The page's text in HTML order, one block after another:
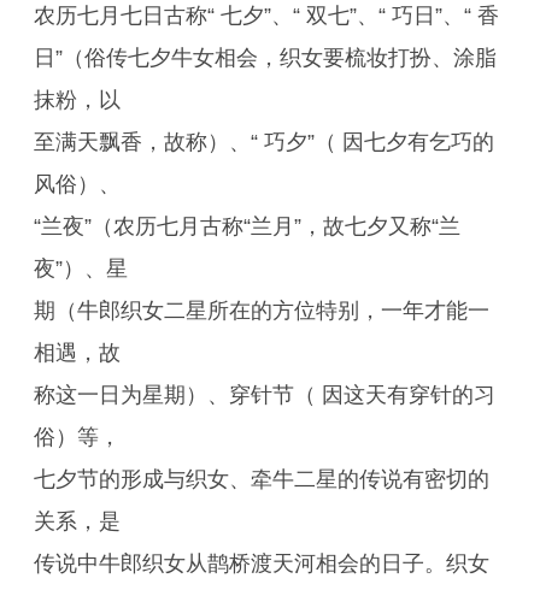
农历七月七日古称“ 七夕”、“ 双七”、“ 巧日”、“ 香
日”（俗传七夕牛女相会，织女要梳妆打扮、涂脂
抹粉，以
至满天飘香，故称）、“ 巧夕”（ 因七夕有乞巧的
风俗）、
“兰夜”（农历七月古称“兰月”，故七夕又称“兰
夜”）、星
期（牛郎织女二星所在的方位特别，一年才能一
相遇，故
称这一日为星期）、穿针节（ 因这天有穿针的习
俗）等，
七夕节的形成与织女、牵牛二星的传说有密切的
关系，是
传说中牛郎织女从鹊桥渡天河相会的日子。织女